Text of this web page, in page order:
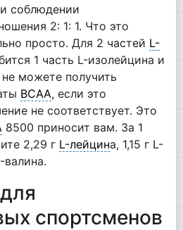
соблюдении
2: 1: 1. Что это
просто. Для 2 частей L-
1 часть L-изолейцина и
можете получить
BCAA, если это
не соответствует. Это
8500 приносит вам. За 1
2,29 г L-лейцина, 1,15 г L-
валина.
спортсменов